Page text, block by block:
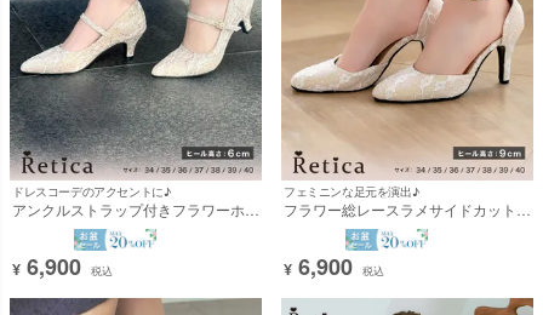
ドレスコーデのアクセントに♪
アンクルストラップ付きフラワーホワ
イトレースラメローヒールパンプス
(ピンクベージュ) (6cmヒール)
[Retica/レティカ]
¥ 6,900 税込
フェミニンな足元を演出♪
フラワー総レースラメサイドカットア
ンクルストラップパンプス (ベージュ)
(9cmヒール) [Retica/レティカ]
¥ 6,900 税込